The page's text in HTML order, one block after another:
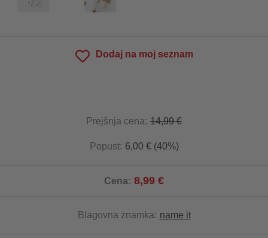
Dodaj na moj seznam
Prejšnja cena: 14,99 €
Popust: 6,00 € (40%)
Cena: 8,99 €
Blagovna znamka: name it